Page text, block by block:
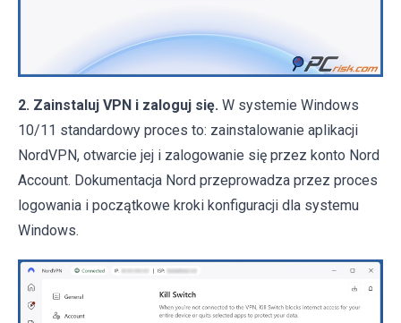
2. Zainstaluj VPN i zaloguj się. W systemie Windows
10/11 standardowy proces to: zainstalowanie aplikacji
NordVPN, otwarcie jej i zalogowanie się przez konto Nord
Account. Dokumentacja Nord przeprowadza przez proces
logowania i początkowe kroki konfiguracji dla systemu
Windows.